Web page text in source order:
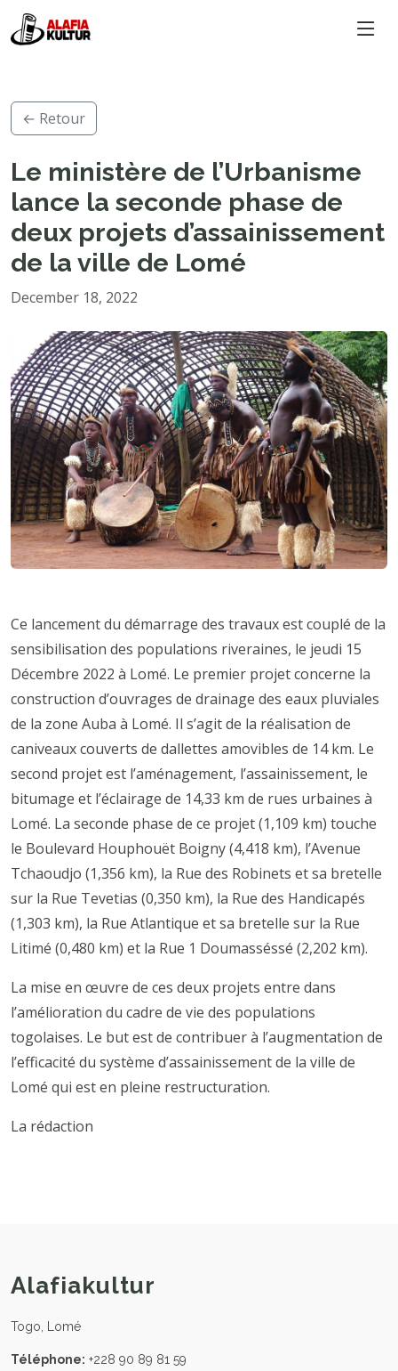
← Retour
Le ministère de l’Urbanisme
lance la seconde phase de
deux projets d’assainissement
de la ville de Lomé
December 18, 2022
Ce lancement du démarrage des travaux est couplé de la
sensibilisation des populations riveraines, le jeudi 15
Décembre 2022 à Lomé. Le premier projet concerne la
construction d’ouvrages de drainage des eaux pluviales
de la zone Auba à Lomé. Il s’agit de la réalisation de
caniveaux couverts de dallettes amovibles de 14 km. Le
second projet est l’aménagement, l’assainissement, le
bitumage et l’éclairage de 14,33 km de rues urbaines à
Lomé. La seconde phase de ce projet (1,109 km) touche
le Boulevard Houphouët Boigny (4,418 km), l’Avenue
Tchaoudjo (1,356 km), la Rue des Robinets et sa bretelle
sur la Rue Tevetias (0,350 km), la Rue des Handicapés
(1,303 km), la Rue Atlantique et sa bretelle sur la Rue
Litimé (0,480 km) et la Rue 1 Doumasséssé (2,202 km).
La mise en œuvre de ces deux projets entre dans
l’amélioration du cadre de vie des populations
togolaises. Le but est de contribuer à l’augmentation de
l’efficacité du système d’assainissement de la ville de
Lomé qui est en pleine restructuration.
La rédaction
Alafiakultur
Togo, Lomé
Téléphone: +228 90 89 81 59